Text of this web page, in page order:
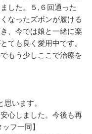
した。５,６回通った
なったズボンが履ける
、今では娘と一緒に楽
ても良く愛用中です。
もう少しここで治療を
います。
心しました。今後も再
フ一同】